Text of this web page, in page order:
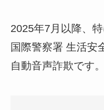
2025年7月以降、
国際警察署 生活安
自動音声詐欺です。